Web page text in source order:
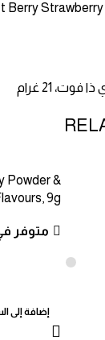
Berry Strawberry
21 غرام
Powder &
9g
متوفر
إضافة إلى